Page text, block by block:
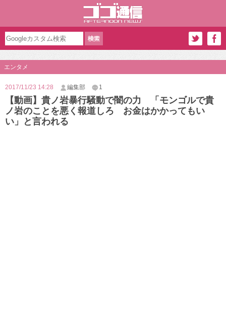
エンタメ
2017/11/23 14:28 編集部 1
【動画】貴ノ岩暴行騒動で闇の力 「モンゴルで貴
ノ岩のことを悪く報道しろ お金はかかってもい
い」と言われる